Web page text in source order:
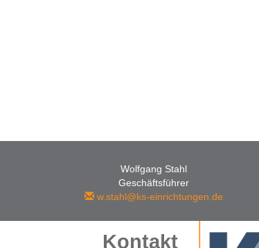
Wolfgang Stahl
Geschäftsführer
w.stahl@ks-einrichtungen.de
Kontakt